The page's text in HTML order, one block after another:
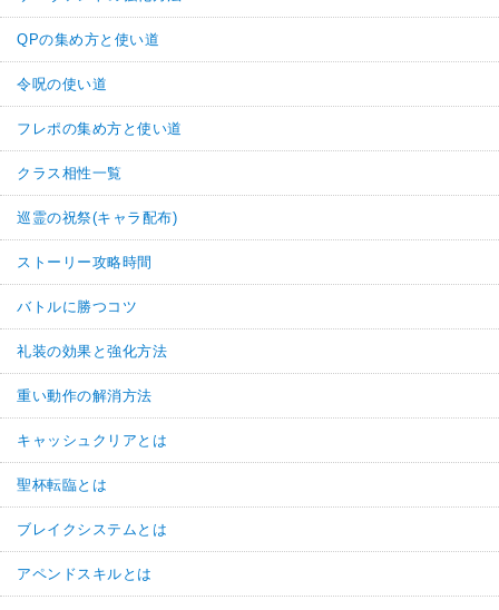
QPの集め方と使い道
令呪の使い道
フレポの集め方と使い道
クラス相性一覧
巡霊の祝祭(キャラ配布)
ストーリー攻略時間
バトルに勝つコツ
礼装の効果と強化方法
重い動作の解消方法
キャッシュクリアとは
聖杯転臨とは
ブレイクシステムとは
アペンドスキルとは